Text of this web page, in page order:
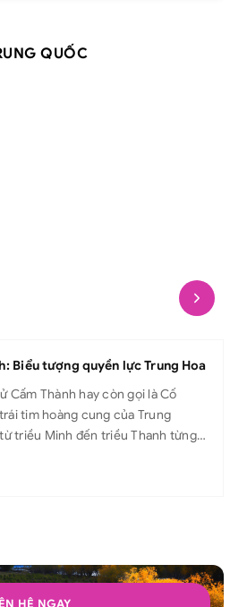
QUỐC
Biểu tượng quyền lực Trung Hoa
Cấm Thành hay còn gọi là Cố
tim hoàng cung của Trung
triều Minh đến triều Thanh từng
Tử Cấm Thành không chỉ là biểu
nghe câu chuyện hoàng triều